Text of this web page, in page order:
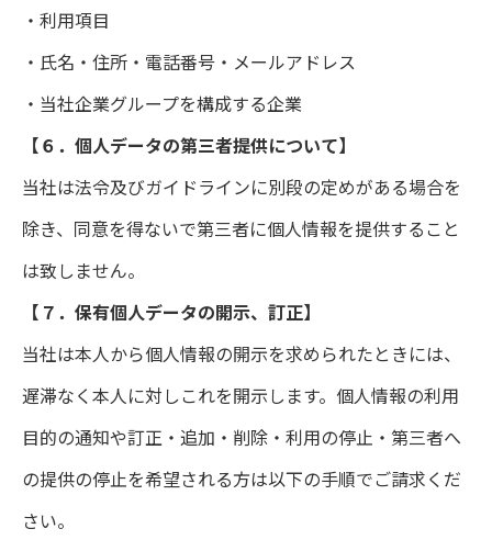
・利用項目
・氏名・住所・電話番号・メールアドレス
・当社企業グループを構成する企業
【６．個人データの第三者提供について】
当社は法令及びガイドラインに別段の定めがある場合を
除き、同意を得ないで第三者に個人情報を提供すること
は致しません。
【７．保有個人データの開示、訂正】
当社は本人から個人情報の開示を求められたときには、
遅滞なく本人に対しこれを開示します。個人情報の利用
目的の通知や訂正・追加・削除・利用の停止・第三者へ
の提供の停止を希望される方は以下の手順でご請求くだ
さい。